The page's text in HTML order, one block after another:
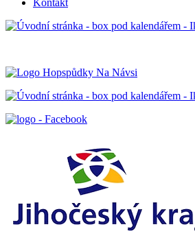
Kontakt